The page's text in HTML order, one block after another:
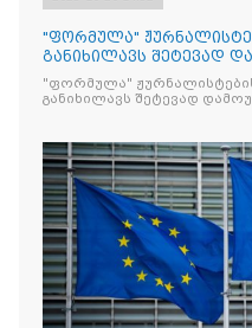
"ფორმულა"
განიხილავს შეტევად
წინააღმდ
"ფორმულა"
განიხილავს შეტევად